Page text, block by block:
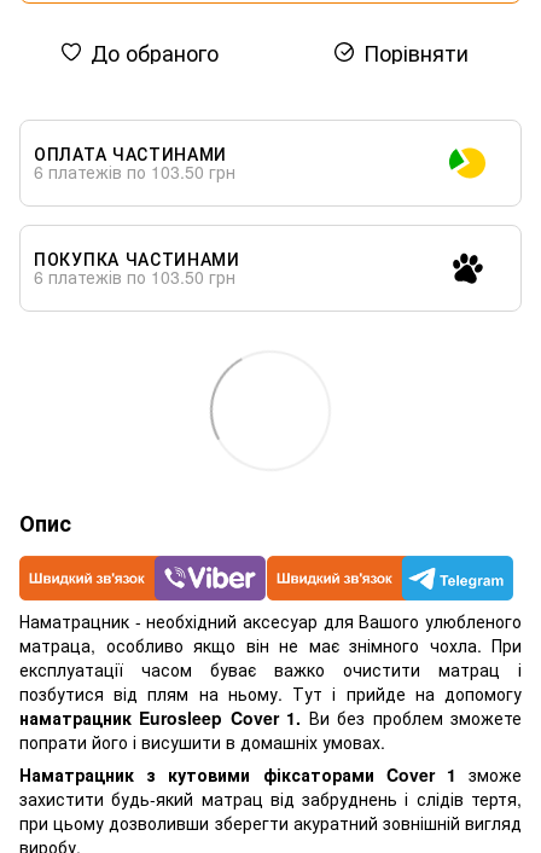
До обраного Порівняти
ОПЛАТА ЧАСТИНАМИ
6 платежів по 103.50 грн
ПОКУПКА ЧАСТИНАМИ
6 платежів по 103.50 грн
Опис
Наматрацник - необхідний аксесуар для Вашого улюбленого
матраца, особливо якщо він не має знімного чохла. При
експлуатації часом буває важко очистити матрац і
позбутися від плям на ньому. Тут і прийде на допомогу
наматрацник Eurosleep Cover 1. Ви без проблем зможете
попрати його і висушити в домашніх умовах.
Наматрацник з кутовими фіксаторами Cover 1 зможе
захистити будь-який матрац від забруднень і слідів тертя,
при цьому дозволивши зберегти акуратний зовнішній вигляд
виробу.